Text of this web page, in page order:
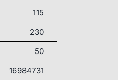
115
230
50
16984731